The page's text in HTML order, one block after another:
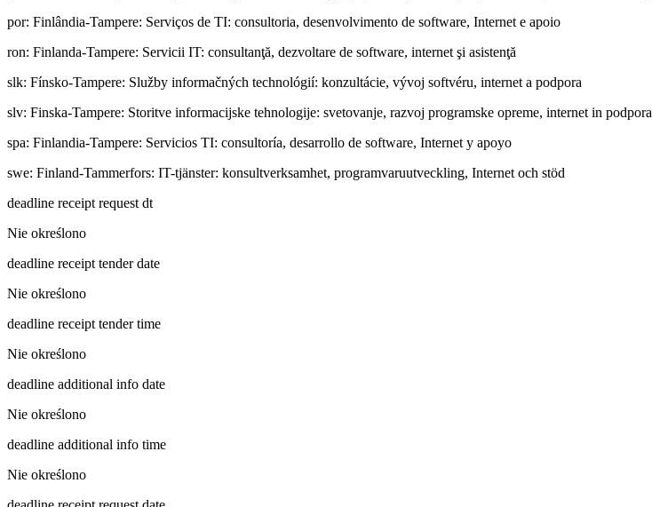
por: Finlândia-Tampere: Serviços de TI: consultoria, desenvolvimento de software, Internet e apoio
ron: Finlanda-Tampere: Servicii IT: consultanţă, dezvoltare de software, internet şi asistenţă
slk: Fínsko-Tampere: Služby informačných technológií: konzultácie, vývoj softvéru, internet a podpora
slv: Finska-Tampere: Storitve informacijske tehnologije: svetovanje, razvoj programske opreme, internet in podpora
spa: Finlandia-Tampere: Servicios TI: consultoría, desarrollo de software, Internet y apoyo
swe: Finland-Tammerfors: IT-tjänster: konsultverksamhet, programvaruutveckling, Internet och stöd
deadline receipt request dt
Nie określono
deadline receipt tender date
Nie określono
deadline receipt tender time
Nie określono
deadline additional info date
Nie określono
deadline additional info time
Nie określono